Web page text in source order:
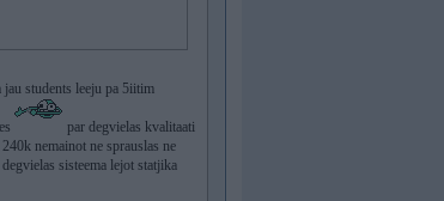
students leeju pa 5iitim
par degvielas kvalitaati
nemainot ne sprauslas ne
sisteema lejot statjika